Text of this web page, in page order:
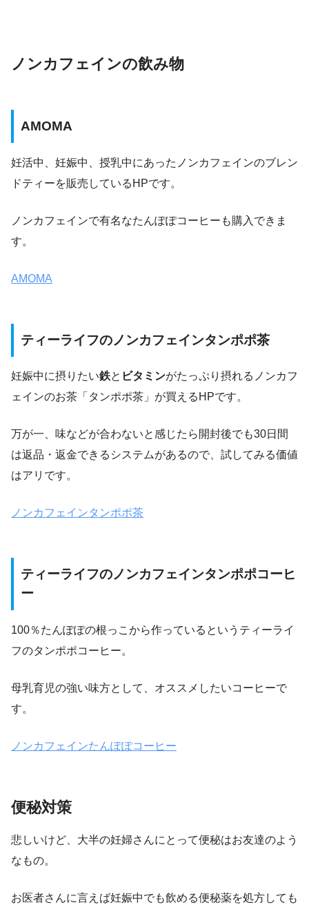
ノンカフェインの飲み物
AMOMA
妊活中、妊娠中、授乳中にあったノンカフェインのブレン
ドティーを販売しているHPです。
ノンカフェインで有名なたんぽぽコーヒーも購入できま
す。
AMOMA
ティーライフのノンカフェインタンポポ茶
妊娠中に摂りたい鉄と ビタミンがたっぷり摂れるノンカフ
ェインのお茶「タンポポ茶」が買えるHPです。
万が一、味などが合わないと感じたら開封後でも30日間
は返品・返金できるシステムがあるので、試してみる価値
はアリです。
ノンカフェインタンポポ茶
ティーライフのノンカフェインタンポポコーヒ
ー
100％たんぽぽの根っこから作っているというティーライ
フのタンポポコーヒー。
母乳育児の強い味方として、オススメしたいコーヒーで
す。
ノンカフェインたんぽぽコーヒー
便秘対策
悲しいけど、大半の妊婦さんにとって便秘はお友達のよう
なもの。
お医者さんに言えば妊娠中でも飲める便秘薬を処方しても